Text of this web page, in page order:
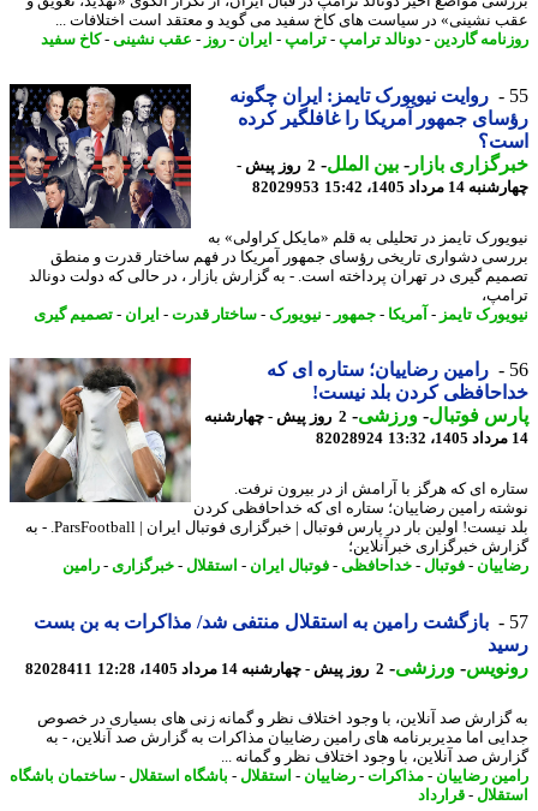
نشینی» در سیاست های کاخ سفید می گوید و معتقد است اختلافات ...
گاردین -دونالد ترامپ -ترامپ -ایران - روز- عقب نشینی-کاخ سفید
روایت نیویورک تایمز: ایران چگونه
جمهور آمریکا را غافلگیر کرده
بازار- بین الملل- 2 روز پیش -
مرداد 1405، 15:42
82029953
تایمز در تحلیلی به قلم «مایکل کراولی» به
دشواری تاریخی رؤسای جمهور آمریکا در فهم ساختار قدرت و منطق
گیری در تهران پرداخته است. - به گزارش بازار ، در حالی که دولت دونالد
تایمز-آمریکا- جمهور-نیویورک- ساختار قدرت- ایران - تصمیم گیری
رامین رضاییان؛ ستاره ای که
کردن بلد نیست!
فوتبال-ورزشی-
2 روز پیش - چهارشنبه
82028924
ای که هرگز با آرامش از در بیرون نرفت.
رامین رضاییان؛ ستاره ای که خداحافظی کردن
بلد نیست! اولین بار در پارس فوتبال | خبرگزاری فوتبال ایران | ParsFootball. - به
خبرگزاری خبرآنلاین؛
-فوتبال-خداحافظی-فوتبال ایران - استقلال-خبرگزاری - رامین
بازگشت رامین به استقلال منتفی شد/ مذاکرات به بن بست
-ورزشی-2 روز پیش - چهارشنبه 14 مرداد 1405، 12:28 82028411
صد آنلاین، با وجود اختلاف نظر و گمانه زنی های بسیاری در خصوص
اما مدیربرنامه های رامین رضاییان مذاکرات به گزارش صد آنلاین، - به
صد آنلاین، با وجود اختلاف نظر و گمانه ...
رضاییان-مذاکرات- رضاییان-استقلال-باشگاه استقلال-ساختمان باشگاه
-قرارداد